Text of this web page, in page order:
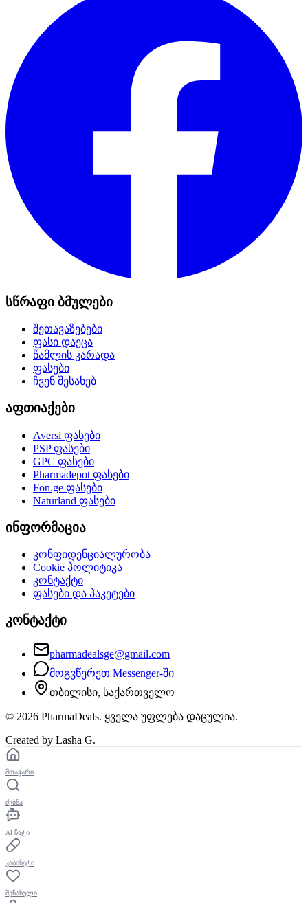
სწრაფი ბმულები
შეთავაზებები
ფასი დაეცა
წამლის კარადა
ფასები
ჩვენ შესახებ
აფთიაქები
Aversi ფასები
PSPფასები
GPC ფასები
Pharmadepot ფასები
Fon.ge ფასები
Naturland ფასები
ინფორმაცია
კონფიდენციალურობა
Cookie პოლიტიკა
კონტაქტი
ფასები და პაკეტები
კონტაქტი
pharmadealsge@gmail.com
მოგვწერეთ Messenger-ში
თბილისი, საქართველო
© 2026 PharmaDeals. ყველა უფლება დაცულია.
Created by Lasha G.
მთავარი
ძებნა
AI ჩატი
კაბინეტი
შენახული